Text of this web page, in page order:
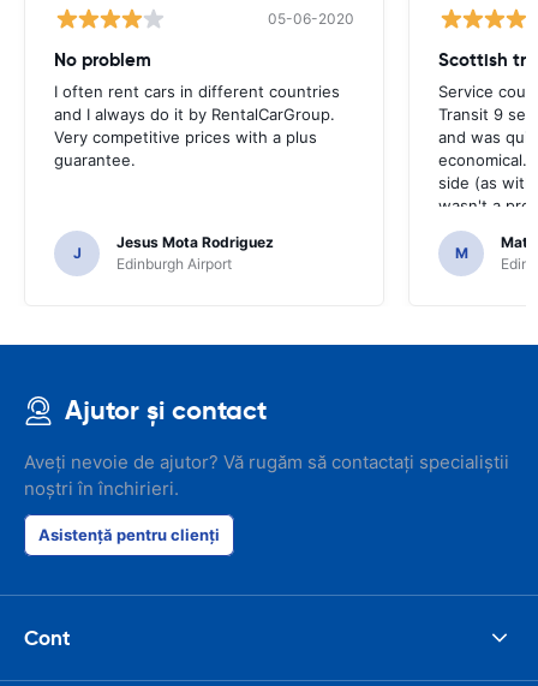
05-06-2020
No problem
I often rent cars in different countries
and I always do it by RentalCarGroup.
Very competitive prices with a plus
guarantee.
J
Jesus Mota Rodriguez
Edinburgh Airport
Scottish
Service
Transit 9
and was
economical.
side (as
wasn't a
M
Ajutor și contact
Aveți nevoie de ajutor? Vă rugăm să contactați specialiștii
noștri în închirieri.
Asistență pentru clienți
Cont